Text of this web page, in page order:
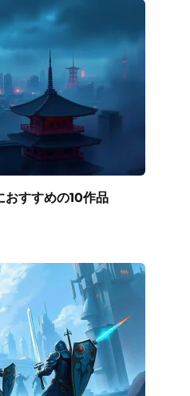
おすすめの10作品